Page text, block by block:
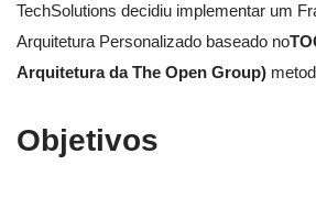
TechSolutions decidiu implementar um
Arquitetura Personalizado baseado no
Arquitetura da The Open Group)
Objetivos